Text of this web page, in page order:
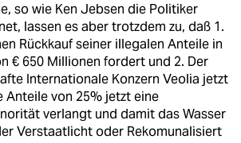
so wie Ken Jebsen die Politiker
lassen es aber trotzdem zu, daß 1.
Rückkauf seiner illegalen Anteile in
€ 650 Millionen fordert und 2. Der
Internationale Konzern Veolia jetzt
Anteile von 25% jetzt eine
verlangt und damit das Wasser
Verstaatlicht oder Rekomunalisiert